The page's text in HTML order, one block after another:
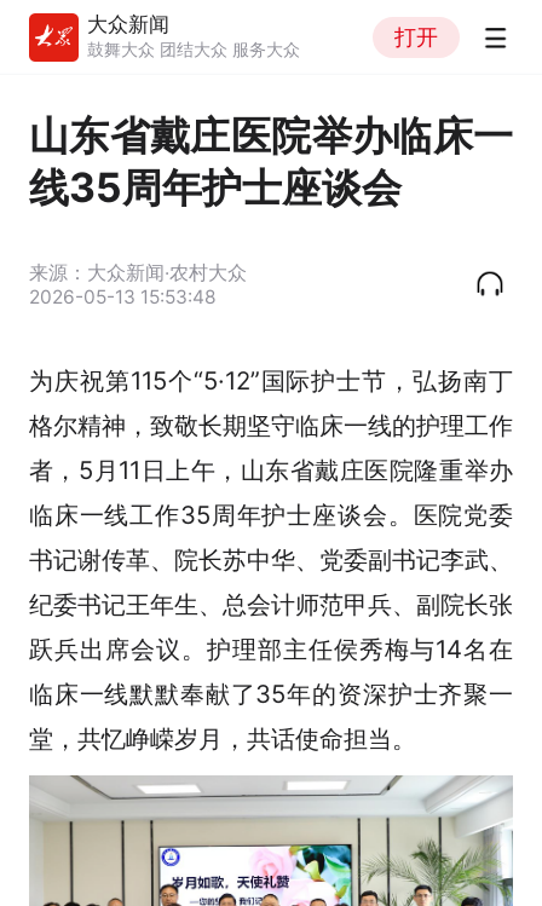
大众新闻
鼓舞大众 团结大众 服务大众
打开
山东省戴庄医院举办临床一
线35周年护士座谈会
来源：大众新闻·农村大众
2026-05-13 15:53:48
为庆祝第115个“5·12”国际护士节，弘扬南丁
格尔精神，致敬长期坚守临床一线的护理工作
者，5月11日上午，山东省戴庄医院隆重举办
临床一线工作35周年护士座谈会。医院党委
书记谢传革、院长苏中华、党委副书记李武、
纪委书记王年生、总会计师范甲兵、副院长张
跃兵出席会议。护理部主任侯秀梅与14名在
临床一线默默奉献了35年的资深护士齐聚一
堂，共忆峥嵘岁月，共话使命担当。